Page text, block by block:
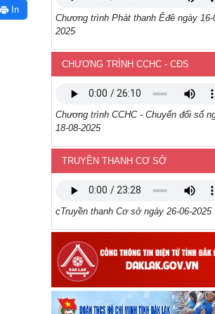
In
Chương trình Phát thanh Êđê ngày 16-
2025
CHƯƠNG TRÌNH CCHC - CĐS
Chương trình CCHC - Chuyển đổi số
18-08-2025
TRUYỀN THANH CƠ SỞ
cTruyền thanh Cơ sở ngày 26-06-2025